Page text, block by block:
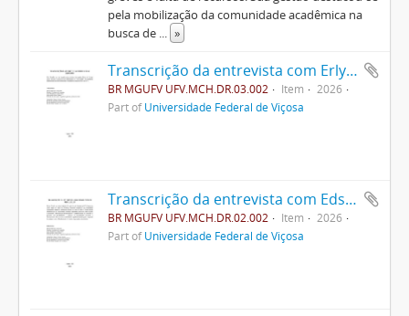
pela mobilização da comunidade acadêmica na
busca de
»
Transcrição da entrevista com Erly Dias Brandão
BR MGUFV UFV.MCH.DR.03.002 Item
2026
Part ofUniversidade Federal de Viçosa
Transcrição da entrevista com Edson Potsch Magalhães
BR MGUFV UFV.MCH.DR.02.002 Item
2026
Part ofUniversidade Federal de Viçosa